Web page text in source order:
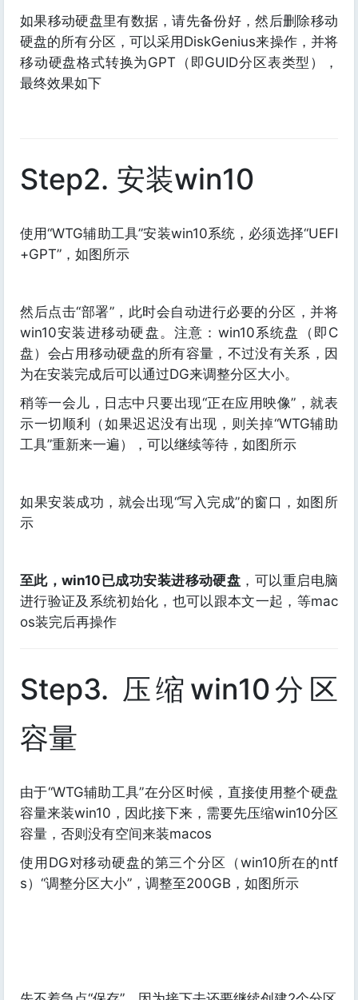
如果移动硬盘里有数据，请先备份好，然后删除移动
硬盘的所有分区，可以采用DiskGenius来操作，并将
移动硬盘格式转换为GPT（即GUID分区表类型），
最终效果如下
Step2. 安装win10
使用“WTG辅助工具”安装win10系统，必须选择“UEFI
+GPT”，如图所示
然后点击“部署”，此时会自动进行必要的分区，并将
win10安装进移动硬盘。注意：win10系统盘（即C
盘）会占用移动硬盘的所有容量，不过没有关系，因
为在安装完成后可以通过DG来调整分区大小。
稍等一会儿，日志中只要出现“正在应用映像”，就表
示一切顺利（如果迟迟没有出现，则关掉“WTG辅助
工具”重新来一遍），可以继续等待，如图所示
如果安装成功，就会出现“写入完成”的窗口，如图所
示
至此，win10已成功安装进移动硬盘 ，可以重启电脑
进行验证及系统初始化，也可以跟本文一起，等mac
os装完后再操作
Step3. 压缩win10分区
容量
由于“WTG辅助工具”在分区时候，直接使用整个硬盘
容量来装win10，因此接下来，需要先压缩win10分区
容量，否则没有空间来装macos
使用DG对移动硬盘的第三个分区（win10所在的ntf
s）“调整分区大小”，调整至200GB，如图所示